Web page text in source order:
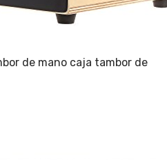
de mano caja tambor de